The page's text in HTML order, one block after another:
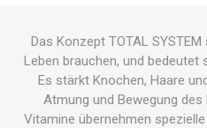
Das Konzept TOTAL
Leben brauchen, und bedeutet
Es stärkt Knochen, Haare
Atmung und Bewegung
Vitamine übernehmen